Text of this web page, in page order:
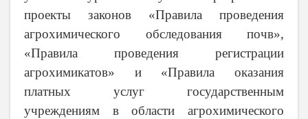
проекты законов «Правила проведения
агрохимического обследования почв»,
«Правила проведения регистрации
агрохимикатов» и «Правила оказания
платных услуг государственным
учреждениям в области агрохимического